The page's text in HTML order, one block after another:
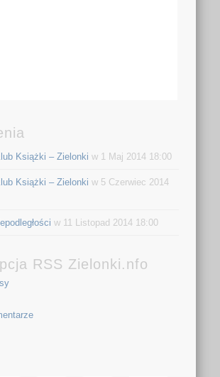
Książki – Zielonki w 1 Maj 2014 18:00
Książki – Zielonki w 5 Czerwiec 2014
w 11 Listopad 2014 18:00
RSS Zielonki.nfo